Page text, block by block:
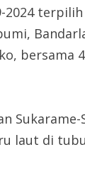
2024
laut di